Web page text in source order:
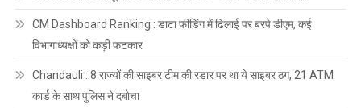
CM Dashboard Ranking : डाटा फीडिंग में ढिलाई पर बरपे डीएम, कई
विभागाध्यक्षों को कड़ी फटकार
Chandauli : 8 राज्यों की साइबर टीम की रडार पर था ये साइबर ठग, 21 ATM
कार्ड के साथ पुलिस ने दबोचा